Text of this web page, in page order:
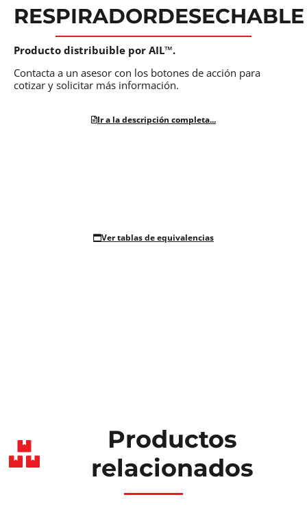
RESPIRADORDESECHABLE
Producto distribuible por AIL™.
Contacta a un asesor con los botones de acción para
cotizar y solicitar más información.
Ir a la descripción completa...
Ver tablas de equivalencias
Productos
relacionados